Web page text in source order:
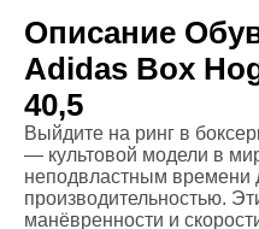
Описание
Adidas Box
40,5
Выйдите на ринг в
— культовой модели в
неподвластным времени
производительностью.
манёвренности и